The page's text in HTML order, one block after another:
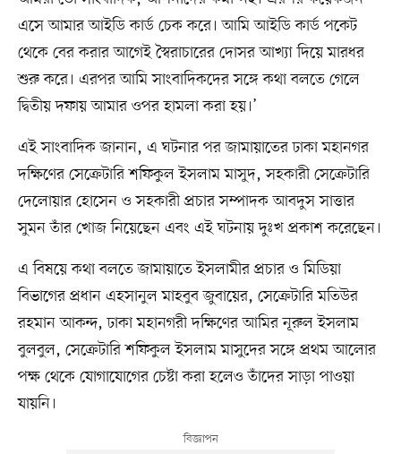
এসে আমার আইডি কার্ড চেক করে। আমি আইডি কার্ড পকেট
থেকে বের করার আগেই স্বৈরাচারের দোসর আখ্যা দিয়ে মারধর
শুরু করে। এরপর আমি সাংবাদিকদের সঙ্গে কথা বলতে গেলে
দ্বিতীয় দফায় আমার ওপর হামলা করা হয়।’
এই সাংবাদিক জানান, এ ঘটনার পর জামায়াতের ঢাকা মহানগর
দক্ষিণের সেক্রেটারি শফিকুল ইসলাম মাসুদ, সহকারী সেক্রেটারি
দেলোয়ার হোসেন ও সহকারী প্রচার সম্পাদক আবদুস সাত্তার
সুমন তাঁর খোজ নিয়েছেন এবং এই ঘটনায় দুঃখ প্রকাশ করেছেন।
এ বিষয়ে কথা বলতে জামায়াতে ইসলামীর প্রচার ও মিডিয়া
বিভাগের প্রধান এহসানুল মাহবুব জুবায়ের, সেক্রেটারি মতিউর
রহমান আকন্দ, ঢাকা মহানগরী দক্ষিণের আমির নূরুল ইসলাম
বুলবুল, সেক্রেটারি শফিকুল ইসলাম মাসুদের সঙ্গে প্রথম আলোর
পক্ষ থেকে যোগাযোগের চেষ্টা করা হলেও তাঁদের সাড়া পাওয়া
যায়নি।